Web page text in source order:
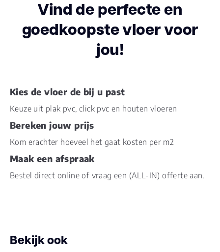
Breedte plank
45.10
1.6380
Dikte toplaag
(mm)
Dessin
Vloerverwarming
Vind de perfecte en
goedkoopste vloer voor
jou!
Kies de vloer de bij u past
Keuze uit plak pvc, click pvc en houten vloeren
Bereken jouw prijs
Kom erachter hoeveel het gaat kosten per m2
Maak een afspraak
Bestel direct online of vraag een (ALL-IN) offerte aan.
Bekijk ook